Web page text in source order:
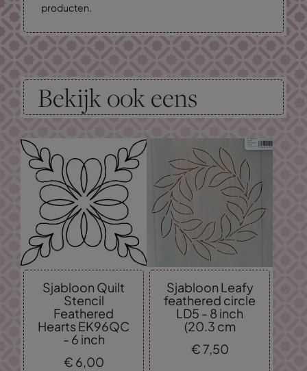
producten.
Bekijk ook eens
Sjabloon Quilt
Stencil
Feathered
Hearts EK96QC
- 6 inch
€ 6,00
Sjabloon Leafy
feathered circle
LD5 - 8 inch
(20.3 cm
€ 7,50